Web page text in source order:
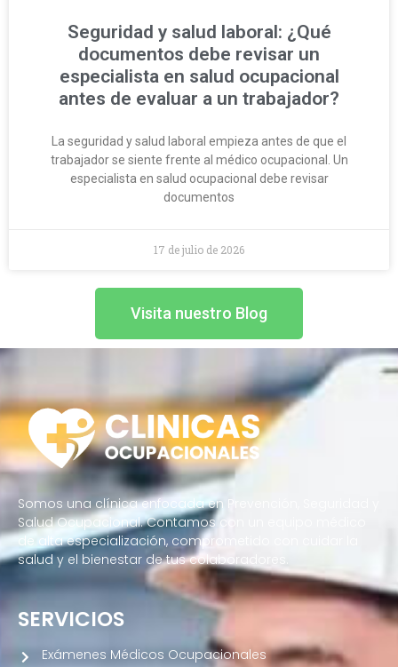
Seguridad y salud laboral: ¿Qué
documentos debe revisar un
especialista en salud ocupacional
antes de evaluar a un trabajador?
La seguridad y salud laboral empieza antes de que el
trabajador se siente frente al médico ocupacional. Un
especialista en salud ocupacional debe revisar
documentos
17 de julio de 2026
Visita nuestro Blog
Somos una clínica enfocada en Prevención, Seguridad y
Salud Ocupacional. Contamos con un equipo médico
de alta especialización, comprometido con cuidar la
salud y el bienestar de tus colaboradores.
SERVICIOS
Exámenes Médicos Ocupacionales